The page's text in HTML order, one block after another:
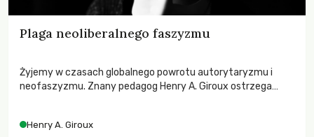
Plaga neoliberalnego faszyzmu
Żyjemy w czasach globalnego powrotu autorytaryzmu i
neofaszyzmu. Znany pedagog Henry A. Giroux ostrzega
wychowają świadomych obywateli?
Henry A. Giroux